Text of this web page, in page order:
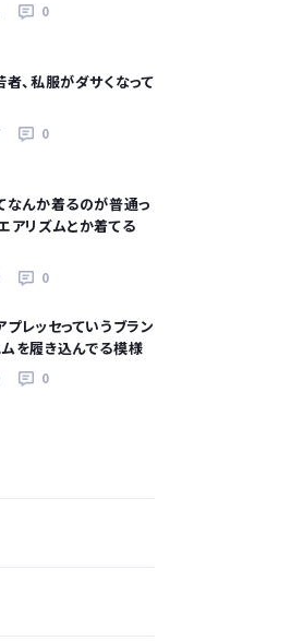
0
者、私服がダサくなって
0
なんか着るのが普通っ
アリズムとか着てる
0
プレッセっていうブラン
を履き込んでる模様
0